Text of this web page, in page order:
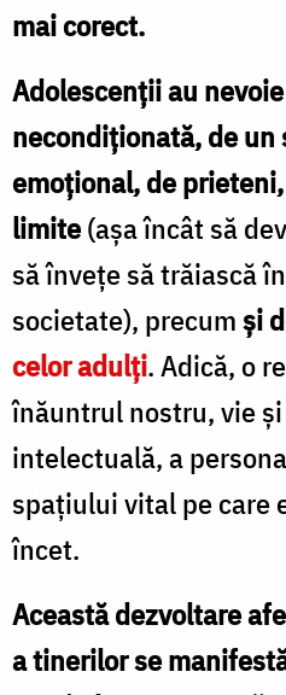
mai corect.
Adolescenţii au
necondiţionată, de
emoţional, de
limite(aşa încât să
să înveţe să trăiască
societate), precumşi
celor adulţi. Adică, o
înăuntrul nostru, vie
intelectuală, a
spaţiului vital pe care
încet.
Această dezvoltare
a tinerilor se